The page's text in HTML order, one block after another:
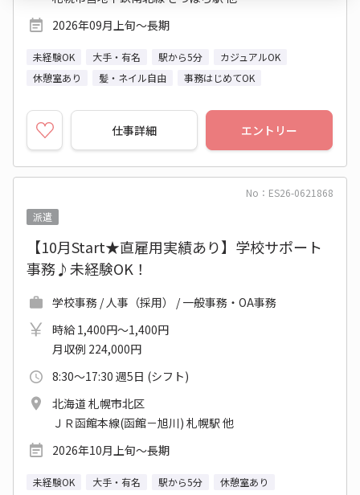
2026年09月上旬～長期
未経験OK 大手・有名 駅から5分
カジュアルOK
休憩室あり
髪・ネイル自由 事務はじめてOK
仕事詳細 エントリー
No：ES26-0621868
派遣
【10月Start★直雇用実績あり】学校サポート
事務♪未経験OK！
学校事務 / 人事（採用） / 一般事務・OA事務
時給 1,400円～1,400円
月収例 224,000円
8:30～17:30 週5日 (シフト)
北海道 札幌市北区
ＪＲ函館本線(函館－旭川) 札幌駅 他
2026年10月上旬～長期
未経験OK 大手・有名 駅から5分
休憩室あり